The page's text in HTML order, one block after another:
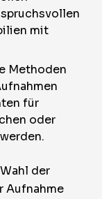
mit
Methoden
für
oder
der
Aufnahme